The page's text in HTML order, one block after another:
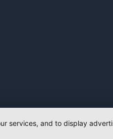
and to display